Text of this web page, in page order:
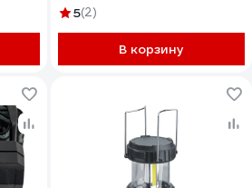
лучами CI7
5(2)
В корзину